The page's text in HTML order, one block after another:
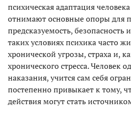
психическая адаптация
отнимают основные опоры для
предсказуемость, безопасность
таких условиях психика часто
хронической угрозы, страха и,
хронического стресса. Человек
наказания, учится сам себя
постепенно привыкает к тому,
действия могут стать